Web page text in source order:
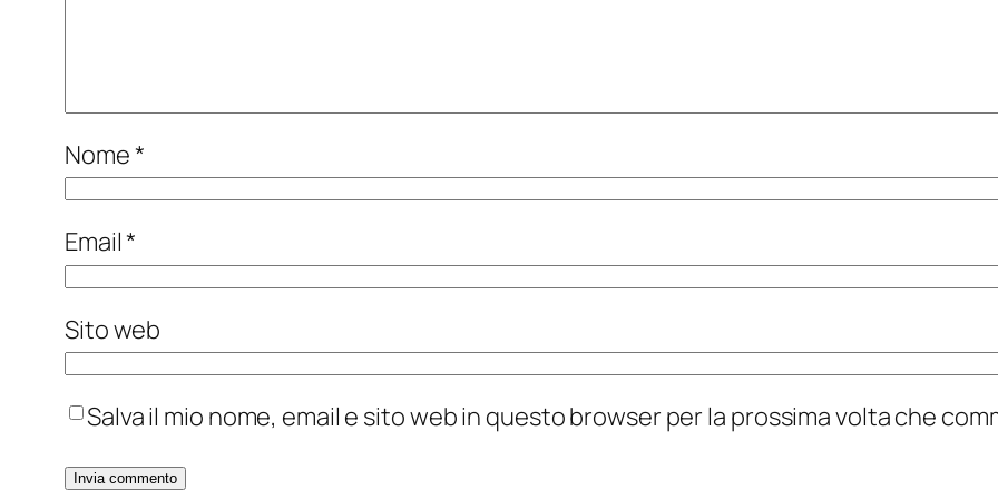
Nome*
Email*
Sito web
Salva il mio nome, email e sito web in questo browser per la prossima volta che